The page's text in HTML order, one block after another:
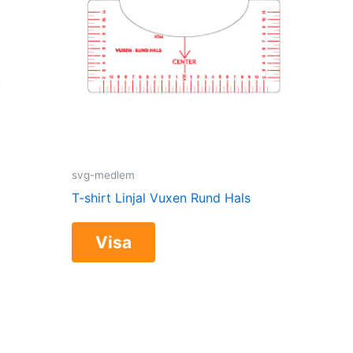
svg-medlem
T-shirt Linjal Vuxen Rund Hals
Visa